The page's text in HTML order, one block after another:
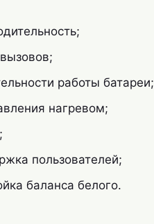
работы батареи;
нагревом;
пользователей;
баланса белого.